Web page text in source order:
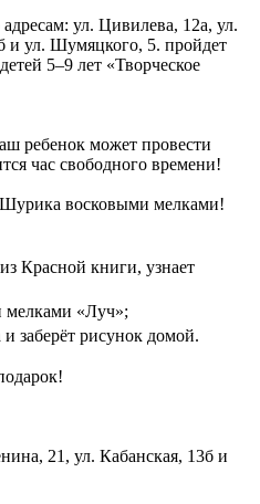
ул. Цивилева, 12а, ул.
и ул. Шумяцкого, 5. пройдет
5–9 лет «Творческое
ребенок может провести
час свободного времени!
восковыми мелками!
Красной книги, узнает
мелками «Луч»;
заберёт рисунок домой.
21, ул. Кабанская, 13б и